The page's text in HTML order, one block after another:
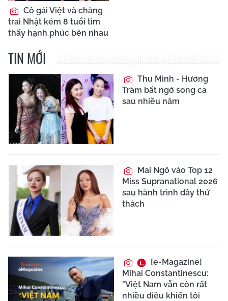
Cô gái Việt và chàng
trai Nhật kém 8 tuổi tìm
thấy hạnh phúc bên nhau
TIN MỚI
Thu Minh - Hương
Tràm bất ngờ song ca
sau nhiều năm
Mai Ngô vào Top 12
Miss Supranational 2026
sau hành trình đầy thử
thách
[e-Magazine]
Mihai Constantinescu:
"Việt Nam vẫn còn rất
nhiều điều khiến tôi